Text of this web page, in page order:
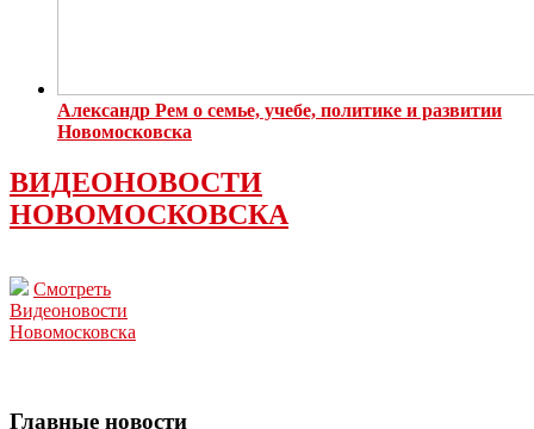
Александр Рем о семье, учебе, политике и развитии
Новомосковска
ВИДЕОНОВОСТИ
НОВОМОСКОВСКА
Смотреть
Видеоновости
Новомосковска
Главные новости